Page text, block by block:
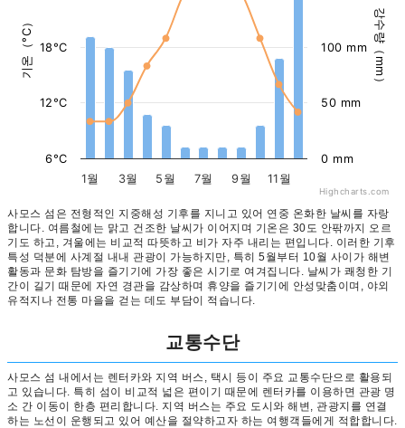
기온（°C） 강수량（mm）
1월 3월 5월 7월 9월 11월
6°C
12°C
18°C
0 mm
50 mm
100 mm
Highcharts.com
사모스 섬은 전형적인 지중해성 기후를 지니고 있어 연중 온화한 날씨를 자랑
합니다. 여름철에는 맑고 건조한 날씨가 이어지며 기온은 30도 안팎까지 오르
기도 하고, 겨울에는 비교적 따뜻하고 비가 자주 내리는 편입니다. 이러한 기후
특성 덕분에 사계절 내내 관광이 가능하지만, 특히 5월부터 10월 사이가 해변
활동과 문화 탐방을 즐기기에 가장 좋은 시기로 여겨집니다. 날씨가 쾌청한 기
간이 길기 때문에 자연 경관을 감상하며 휴양을 즐기기에 안성맞춤이며, 야외
유적지나 전통 마을을 걷는 데도 부담이 적습니다.
교통수단
사모스 섬 내에서는 렌터카와 지역 버스, 택시 등이 주요 교통수단으로 활용되
고 있습니다. 특히 섬이 비교적 넓은 편이기 때문에 렌터카를 이용하면 관광 명
소 간 이동이 한층 편리합니다. 지역 버스는 주요 도시와 해변, 관광지를 연결
하는 노선이 운행되고 있어 예산을 절약하고자 하는 여행객들에게 적합합니다.